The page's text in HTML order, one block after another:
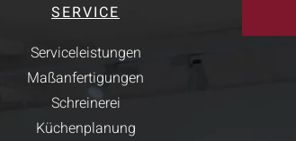
SERVICE
Serviceleistungen
Maßanfertigungen
Schreinerei
Küchenplanung